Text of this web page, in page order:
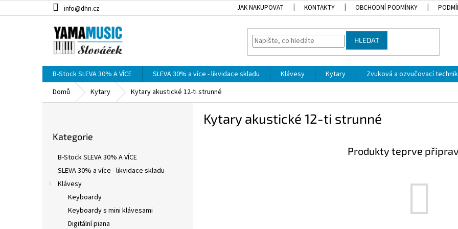
na
info@dhn.cz JAK NAKUPOVAT KONTAKTY OBCHODNÍ PODMÍNKY
HLEDAT
B-Stock SLEVA 30% A VÍCE SLEVA 30% a více - likvidace skladu Klávesy Kytary Zvuková a ozvučovací
Domů
Kytary Kytary akustické 12-ti strunné
kategorie
Kategorie
B-Stock SLEVA 30% A VÍCE
SLEVA 30% a více - likvidace skladu
Klávesy
Keyboardy
Keyboardy s mini klávesami
Digitální piana
Kytary akustické 12-ti strunné
Produkty teprve